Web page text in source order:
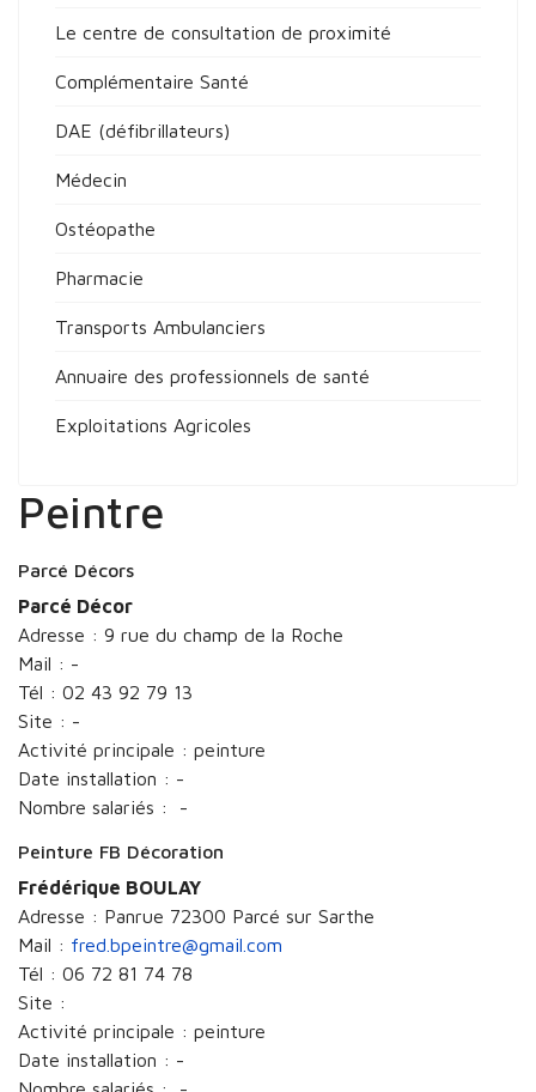
Le centre de consultation de proximité
Complémentaire Santé
DAE (défibrillateurs)
Médecin
Ostéopathe
Pharmacie
Transports Ambulanciers
Annuaire des professionnels de santé
Exploitations Agricoles
Peintre
Parcé Décors
Parcé Décor
Adresse : 9 rue du champ de la Roche
Mail : -
Tél : 02 43 92 79 13
Site : -
Activité principale : peinture
Date installation : -
Nombre salariés : -
Peinture FB Décoration
Frédérique BOULAY
Adresse : Panrue 72300 Parcé sur Sarthe
Mail : fred.bpeintre@gmail.com
Tél : 06 72 81 74 78
Site :
Activité principale : peinture
Date installation : -